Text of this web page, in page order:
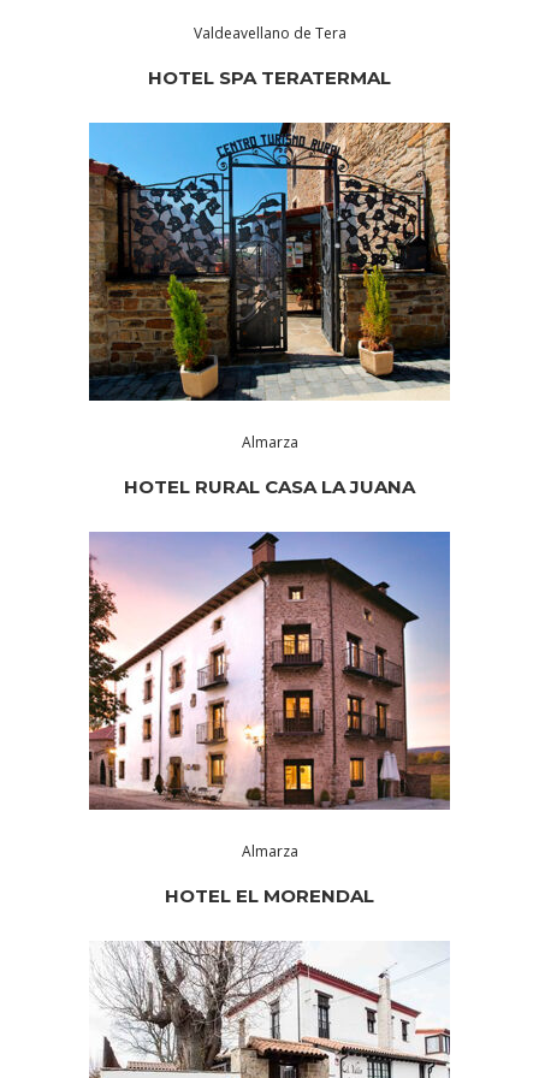
Valdeavellano de Tera
HOTEL SPA TERATERMAL
Almarza
HOTEL RURAL CASA LA JUANA
Almarza
HOTEL EL MORENDAL